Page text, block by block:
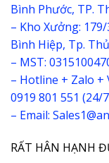
Bình Phước, TP.
– Kho Xưởng:
Bình Hiệp, Tp.
– MST:
– Hotline + Zalo +
0919 801 551 (24/
– Email:
RẤT HÂN HẠNH